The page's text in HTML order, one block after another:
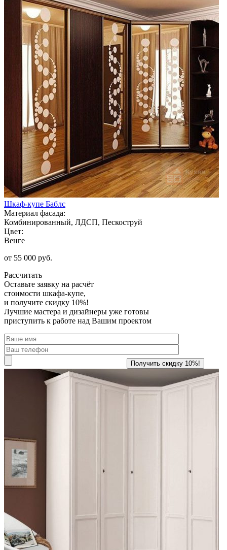
Шкаф-купе Баблс
Материал фасада:
Комбинированный, ЛДСП, Пескоструй
Цвет:
Венге
от 55 000 руб.
Рассчитать
Оставьте заявку на расчёт
стоимости шкафа-купе,
и получите скидку 10%!
Лучшие мастера и дизайнеры уже готовы
приступить к работе над Вашим проектом